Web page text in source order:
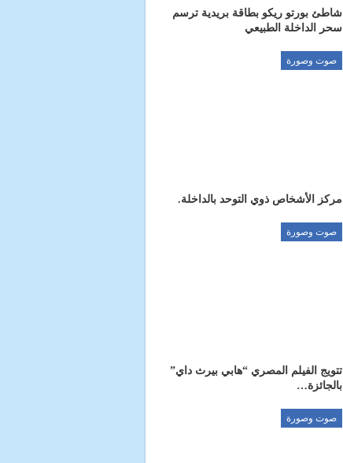
شاطئ بورتو ريكو بطاقة بريدية ترسم
سحر الداخلة الطبيعي
صوت وصورة
مركز الأشخاص ذوي التوحد بالداخلة.
صوت وصورة
تتويج الفيلم المصري “هابي بيرث داي”
بالجائزة…
صوت وصورة